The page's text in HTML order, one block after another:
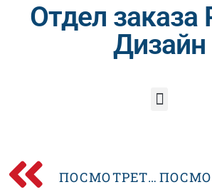
Отдел заказа
Дизайн
ПОСМОТРЕТЬ ПРЕДЫДУЩИЙ POSM-ДИЗАЙН